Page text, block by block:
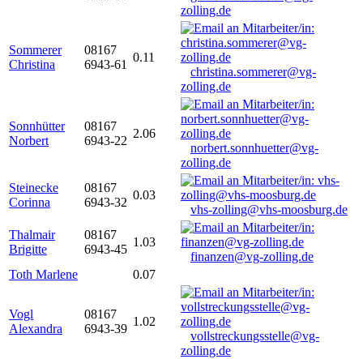
zolling.de
Sommerer
Christina
08167
6943-61
0.11
christina.sommerer@vg-
zolling.de
Sonnhütter
Norbert
08167
6943-22
2.06
norbert.sonnhuetter@vg-
zolling.de
Steinecke
Corinna
08167
6943-32
0.03
vhs-zolling@vhs-moosburg.de
Thalmair
Brigitte
08167
6943-45
1.03
finanzen@vg-zolling.de
Toth Marlene
0.07
Vogl
Alexandra
08167
6943-39
1.02
vollstreckungsstelle@vg-
zolling.de